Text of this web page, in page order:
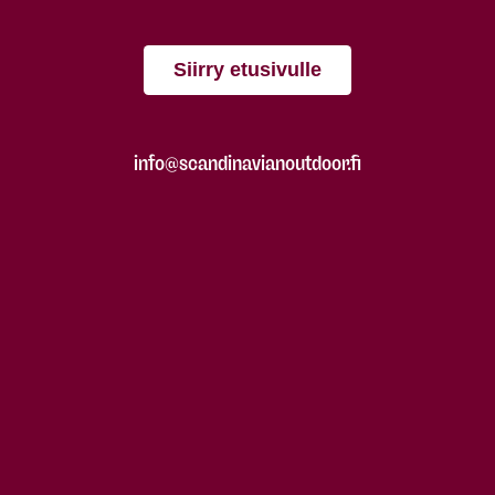
Siirry etusivulle
info@scandinavianoutdoor.fi